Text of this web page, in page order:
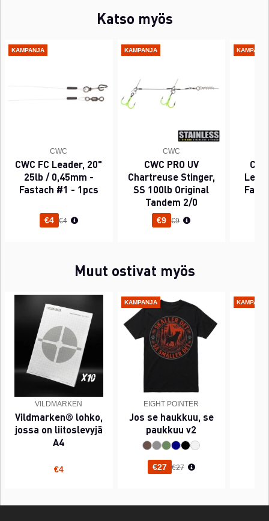
Katso myös
KAMPANJA
CWC
CWC FC Leader, 20"
25lb / 0,45mm -
Fastach #1 - 1pcs
€4 Normaali hinta
€4
KAMPANJA
CWC
CWC PRO UV
Chartreuse Stinger,
SS 100lb Original
Tandem 2/0
€9 Normaali hinta
€9
Muut ostivat myös
VILDMARKEN
Vildmarken® lohko,
jossa on liitoslevyjä
A4
€4
KAMPANJA
EIGHT POINTER
Jos se haukkuu, se
paukkuu v2
€27 Normaali hinta
€27